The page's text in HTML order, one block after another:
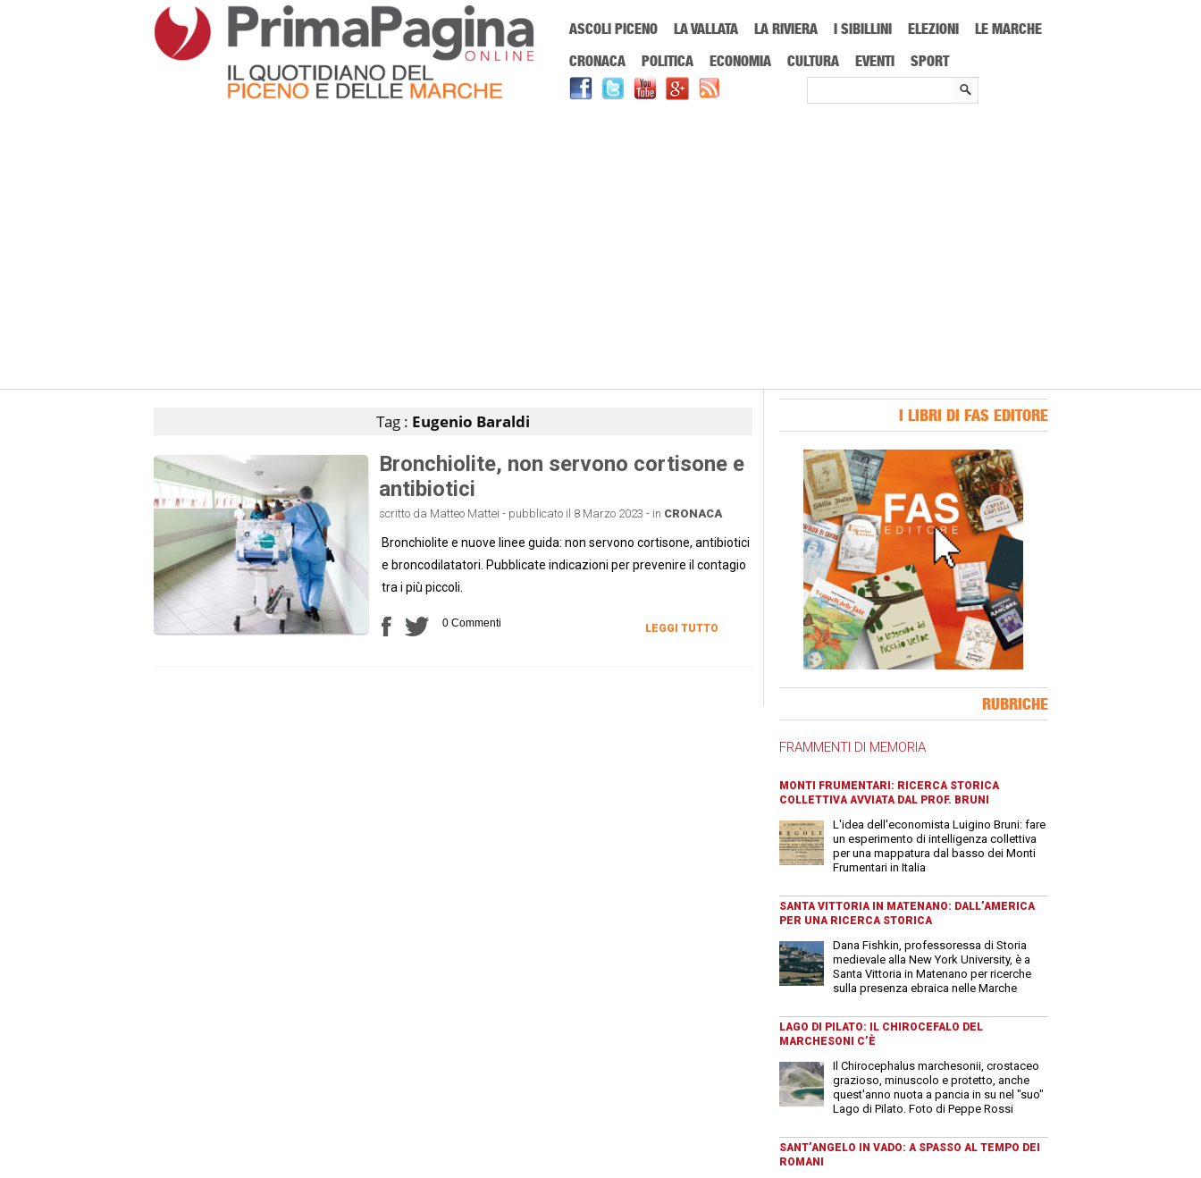
ASCOLI PICENO LA VALLATA LA RIVIERA I SIBILLINI ELEZIONI
LE MARCHE
CRONACA
POLITICA ECONOMIA CULTURA EVENTI SPORT
Tag : Eugenio Baraldi
Bronchiolite, non servono cortisone e
antibiotici
scritto da Matteo Mattei - pubblicato il 8 Marzo 2023 - in CRONACA
Bronchiolite e nuove linee guida: non servono cortisone, antibiotici
e broncodilatatori. Pubblicate indicazioni per prevenire il contagio
tra i più piccoli.
0 Commenti LEGGI TUTTO
I LIBRI DI FAS EDITORE
RUBRICHE
FRAMMENTI DI MEMORIA
MONTI FRUMENTARI: RICERCA STORICA
COLLETTIVA AVVIATA DAL PROF. BRUNI
L'idea dell'economista Luigino Bruni: fare
un esperimento di intelligenza collettiva
per una mappatura dal basso dei Monti
Frumentari in Italia
SANTA VITTORIA IN MATENANO: DALL’AMERICA
PER UNA RICERCA STORICA
Dana Fishkin, professoressa di Storia
medievale alla New York University, è a
Santa Vittoria in Matenano per ricerche
sulla presenza ebraica nelle Marche
LAGO DI PILATO: IL CHIROCEFALO DEL
MARCHESONI C’È
Il Chirocephalus marchesonii, crostaceo
grazioso, minuscolo e protetto, anche
quest'anno nuota a pancia in su nel "suo"
Lago di Pilato. Foto di Peppe Rossi
SANT’ANGELO IN VADO: A SPASSO AL TEMPO DEI
ROMANI